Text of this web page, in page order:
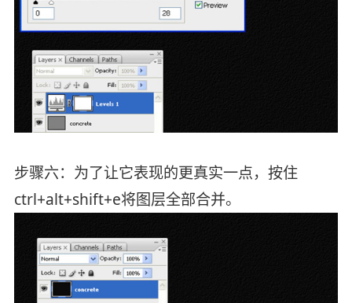
步骤六：为了让它表现的更真实一点，按住
ctrl+alt+shift+e将图层全部合并。